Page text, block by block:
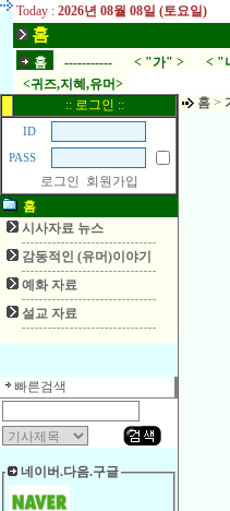
Today : 2026년 08월 08일 (토요일)
홈
홈 ----------- < "가" > < "
<귀즈,지혜,유머>
:: 로그인 ::
ID
PASS
로그인
회원가입
홈
시사자료 뉴스
감동적인 (유머)이야기
예화 자료
설교 자료
빠른검색
네이버.다음.구글
홈 >